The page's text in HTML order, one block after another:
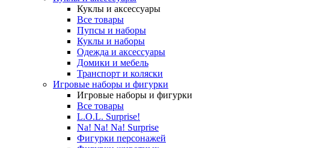
Куклы и аксессуары
Все товары
Пупсы и наборы
Куклы и наборы
Одежда и аксессуары
Домики и мебель
Транспорт и коляски
Игровые наборы и фигурки
Игровые наборы и фигурки
Все товары
L.O.L. Surprise!
Na! Na! Na! Surprise
Фигурки персонажей